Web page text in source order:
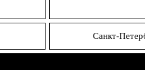
Санкт-